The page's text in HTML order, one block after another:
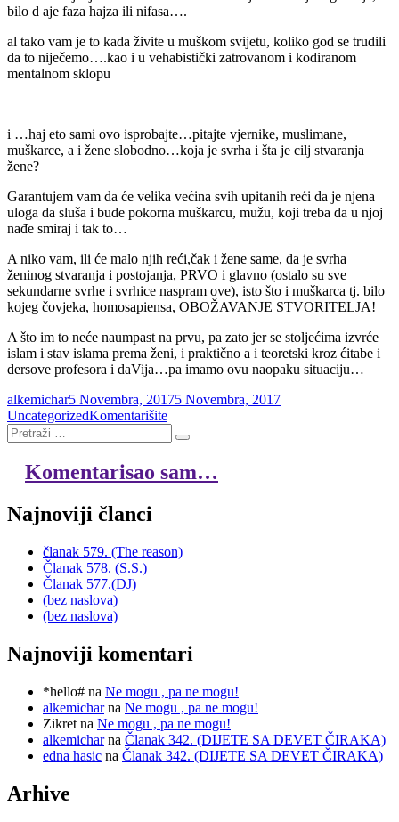
bilo d aje faza hajza ili nifasa….
al tako vam je to kada živite u muškom svijetu, koliko god se trudili
da to niječemo….kao i u vehabistički zatrovanom i kodiranom
mentalnom sklopu
i …haj eto sami ovo isprobajte…pitajte vjernike, muslimane,
muškarce, a i žene slobodno…koja je svrha i šta je cilj stvaranja
žene?
Garantujem vam da će velika većina svih upitanih reći da je njena
uloga da sluša i bude pokorna muškarcu, mužu, koji treba da u njoj
nađe smiraj i tak to…
A niko vam, ili će malo njih reći,čak i žene same, da je svrha
ženinog stvaranja i postojanja, PRVO i glavno (ostalo su sve
sekundarne svrhe i svrhice naspram ove), isto što i muškarca tj. bilo
kojeg čovjeka, homosapiensa, OBOŽAVANJE STVORITELJA!
A što im to neće naumpast na prvu, pa zato jer se stoljećima izvrće
islam i stav islama prema ženi, i praktično a i teoretski kroz ćitabe i
dersove profesora i daVija…pa imamo ovu naopaku situaciju…
Autor
alkemicharObjavljeno
5 Novembra, 20175 Novembra, 2017Kategorije
UncategorizedKomentarišiteČlanak
534.
(o
trudnicama)
Pretraži
Pretraži
Komentarisao sam…
Najnoviji članci
članak 579. (The reason)
Članak 578. (S.S.)
Članak 577.(DJ)
(bez naslova)
(bez naslova)
Najnoviji komentari
*hello# na Ne mogu , pa ne mogu!
alkemicharna Ne mogu , pa ne mogu!
Zikret na Ne mogu , pa ne mogu!
alkemicharna Članak 342. (DIJETE SA DEVET ČIRAKA)
edna hasic na Članak 342. (DIJETE SA DEVET ČIRAKA)
Arhive